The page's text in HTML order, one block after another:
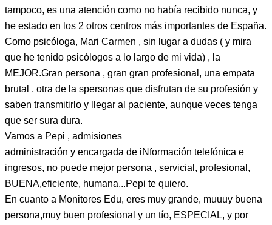
tampoco, es una atención como no había recibido nunca, y
he estado en los 2 otros centros más importantes de España.
Como psicóloga, Mari Carmen , sin lugar a dudas ( y mira
que he tenido psicólogos a lo largo de mi vida) , la
MEJOR.Gran persona , gran gran profesional, una empata
brutal , otra de la spersonas que disfrutan de su profesión y
saben transmitirlo y llegar al paciente, aunque veces tenga
que ser sura dura.
Vamos a Pepi , admisiones
administración y encargada de iNformación telefónica e
ingresos, no puede mejor persona , servicial, profesional,
BUENA,eficiente, humana...Pepi te quiero.
En cuanto a Monitores Edu, eres muy grande, muuuy buena
persona,muy buen profesional y un tío, ESPECIAL, y por